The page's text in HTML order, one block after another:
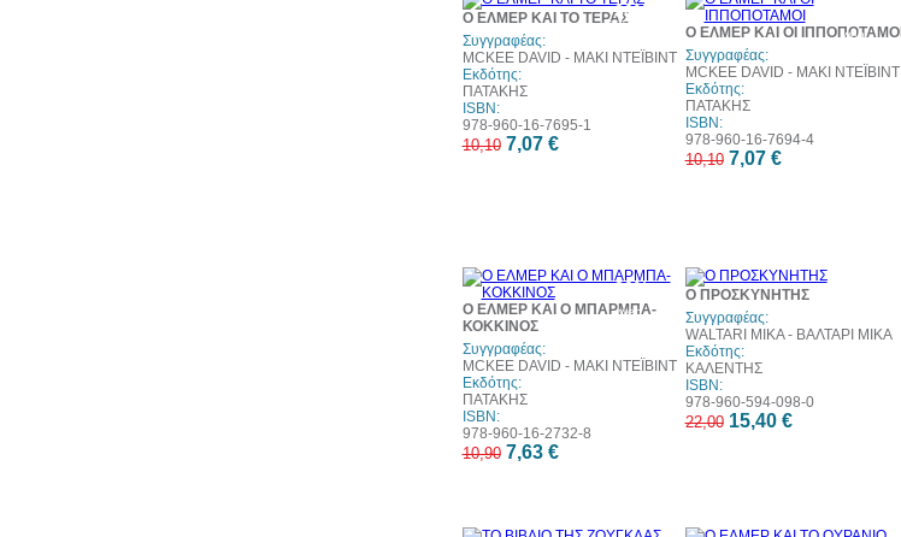
30%
έκπτωση
Ο ΕΛΜΕΡ ΚΑΙ ΤΟ ΤΕΡΑΣ
Συγγραφέας:
MCKEE DAVID - ΜΑΚΙ ΝΤΕΪΒΙΝΤ
Εκδότης:
ΠΑΤΑΚΗΣ
ISBN:
978-960-16-7695-1
10,10 7,07 €
web
Ο ΕΛΜΕΡ ΚΑΙ ΟΙ ΙΠΠΟΠΟΤΑΜΟΙ
Συγγραφέας:
MCKEE DAVID - ΜΑΚΙ ΝΤΕΪΒΙΝΤ
Εκδότης:
ΠΑΤΑΚΗΣ
ISBN:
978-960-16-7694-4
10,10 7,07 €
30%
web
Ο ΕΛΜΕΡ ΚΑΙ Ο ΜΠΑΡΜΠΑ-
ΚΟΚΚΙΝΟΣ
Συγγραφέας:
MCKEE DAVID - ΜΑΚΙ ΝΤΕΪΒΙΝΤ
Εκδότης:
ΠΑΤΑΚΗΣ
ISBN:
978-960-16-2732-8
10,90 7,63 €
Ο ΠΡΟΣΚΥΝΗΤΗΣ
Συγγραφέας:
WALTARI MIKA - ΒΑΛΤΑΡΙ ΜΙΚΑ
Εκδότης:
ΚΑΛΕΝΤΗΣ
ISBN:
978-960-594-098-0
22,00 15,40 €